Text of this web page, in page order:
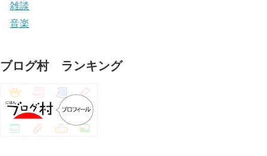
雑談
音楽
ブログ村 ランキング